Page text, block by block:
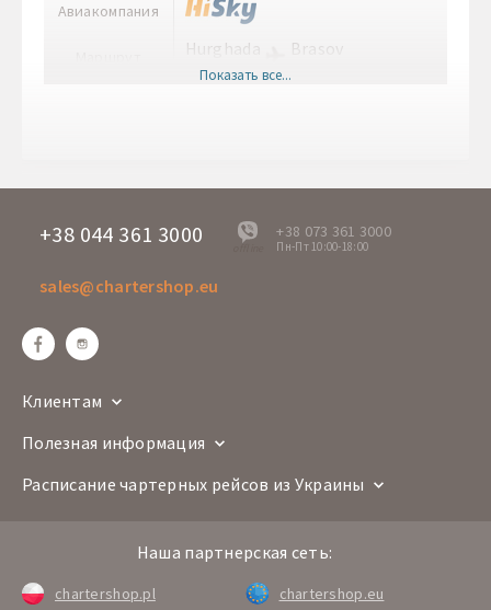
Авиакомпания
Hurghada Brasov
Врема вылета
A-320
Brasov
Маршрут
Врема вылета
A-320
Hurghada Brasov
Показать все...
+38 044 361 3000
offline
+38 073 361 3000
Пн-Пт 10:00-18:00
sales@chartershop.eu
Клиентам
Полезная информация
Расписание чартерных рейсов из Украины
Наша партнерская сеть:
chartershop.pl chartershop.eu